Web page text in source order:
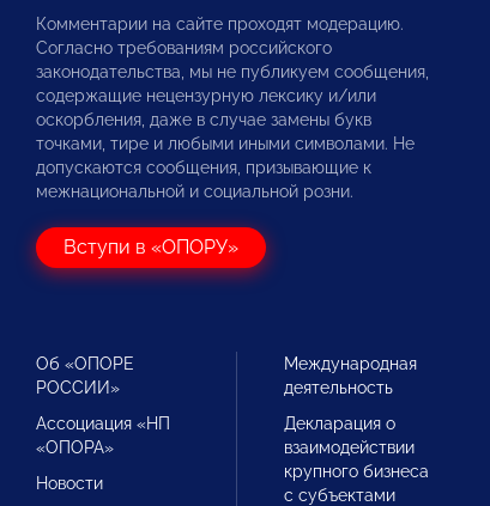
Комментарии на сайте проходят модерацию.
Согласно требованиям российского
законодательства, мы не публикуем сообщения,
содержащие нецензурную лексику и/или
оскорбления, даже в случае замены букв
точками, тире и любыми иными символами. Не
допускаются сообщения, призывающие к
межнациональной и социальной розни.
Вступи в «ОПОРУ»
Об «ОПОРЕ
РОССИИ»
Ассоциация «НП
«ОПОРА»
Новости
Международная
деятельность
Декларация о
взаимодействии
крупного бизнеса
с субъектами